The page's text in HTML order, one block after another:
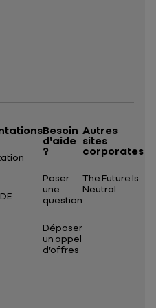
Besoin
d'aide
?
Poser
une
question
Déposer
un appel
d’offres
Autres
sites
corporates
The Future Is
Neutral